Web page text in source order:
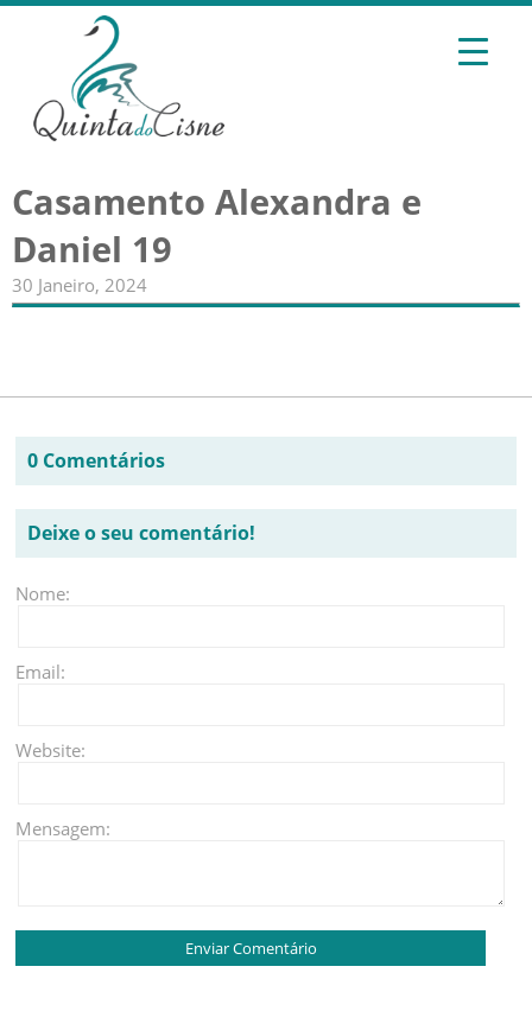
Casamento Alexandra e
Daniel 19
30 Janeiro, 2024
0 Comentários
Deixe o seu comentário!
Nome:
Email:
Website:
Mensagem: